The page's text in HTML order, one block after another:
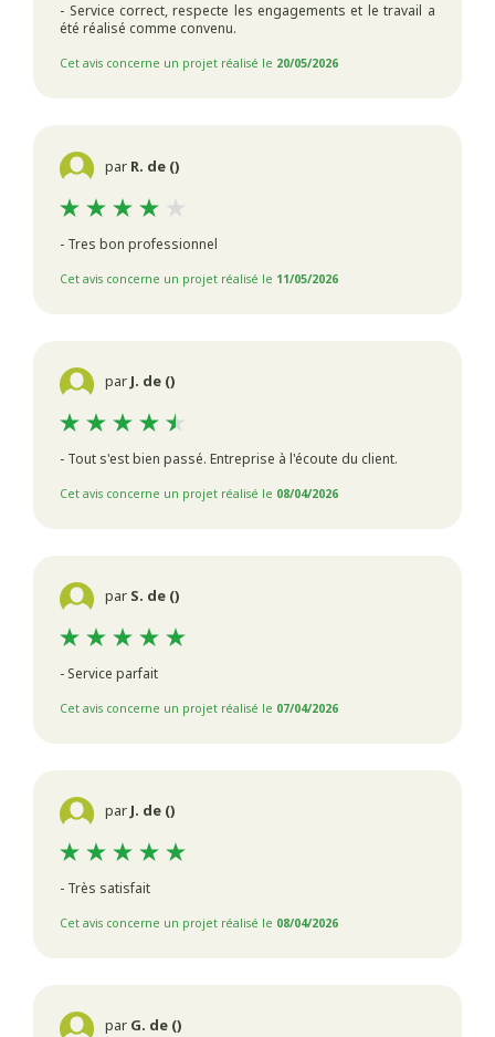
- Service correct, respecte les engagements et le travail a
été réalisé comme convenu.
Cet avis concerne un projet réalisé le 20/05/2026
par R. de ()
- Tres bon professionnel
Cet avis concerne un projet réalisé le 11/05/2026
par J. de ()
- Tout s'est bien passé. Entreprise à l'écoute du client.
Cet avis concerne un projet réalisé le 08/04/2026
par S. de ()
- Service parfait
Cet avis concerne un projet réalisé le 07/04/2026
par J. de ()
- Très satisfait
Cet avis concerne un projet réalisé le 08/04/2026
par G. de ()